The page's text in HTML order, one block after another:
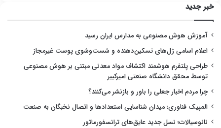
خبر جدید
آموزش هوش مصنوعی به مدارس ایران رسید
اعلام اسامی ژل‌های تسکین‌دهنده و شست‌وشوی پوست غیرمجاز
طراحی پلتفرم هوشمند اکتشاف مواد معدنی مبتنی بر هوش مصنوعی
توسط محقق دانشگاه صنعتی امیرکبیر
چرا مردم اخبار جعلی را باور و بازنشر می‌کنند؟
المپیک فناوری؛ میدان شناسایی استعدادها و اتصال نخبگان به صنعت
نانوسیالات؛ نسل جدید عایق‌های ترانسفورماتور